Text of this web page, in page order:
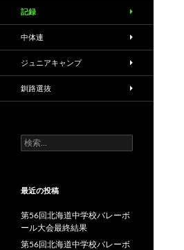
記録
中体連
ジュニアキャンプ
釧路選抜
検
索:
最近の投稿
第56回北海道中学校バレーボ
ール大会最終結果
第56回北海道中学校バレーボ